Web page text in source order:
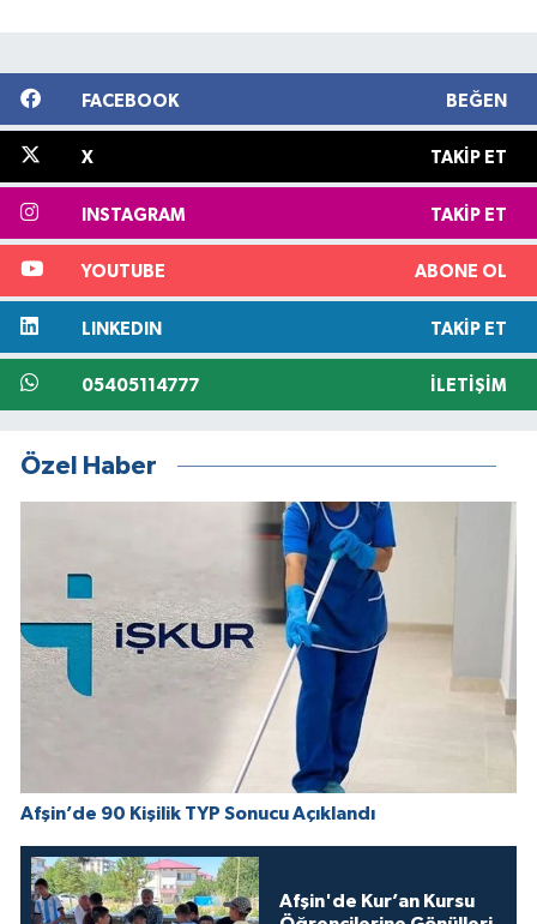
FACEBOOK BEĞEN
X TAKIP ET
INSTAGRAM TAKIP ET
YOUTUBE ABONE OL
LINKEDIN TAKIP ET
05405114777 İLETIŞIM
Özel Haber
Afşin’de 90 Kişilik TYP Sonucu Açıklandı
Afşin'de Kur’an Kursu